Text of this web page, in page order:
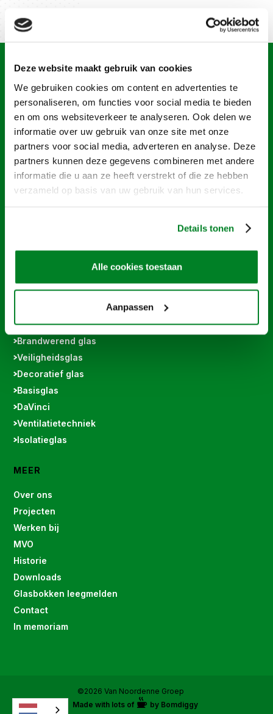
Deze website maakt gebruik van cookies
We gebruiken cookies om content en advertenties te
personaliseren, om functies voor social media te bieden
en om ons websiteverkeer te analyseren. Ook delen we
informatie over uw gebruik van onze site met onze
partners voor social media, adverteren en analyse. Deze
partners kunnen deze gegevens combineren met andere
informatie die u aan ze heeft verstrekt of die ze hebben
verzameld op basis van uw gebruik van hun services.
Details tonen
Alle cookies toestaan
Aanpassen
CONTACT
Glasgroothandel Van
Noordenne
Vragen? We helpen u graag verder.
+31 (0) 184 675 875
GLASPRODUCTEN
Overige
Vindico
Brandwerend glas
Veiligheidsglas
Decoratief glas
Basisglas
DaVinci
Ventilatietechniek
Isolatieglas
MEER
Over ons
Projecten
Werken bij
MVO
Historie
Downloads
Glasbokken leegmelden
Contact
In memoriam
©2026 Van Noordenne Groep
Made with lots of
by Bomdiggy